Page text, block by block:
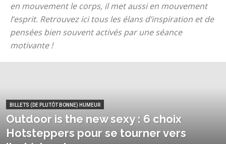
en mouvement le corps, il met aussi en mouvement
l’esprit. Retrouvez ici tous les élans d’inspiration et de
pensées bien souvent activés par une séance
motivante !
BILLETS (DE PLUTÔT BONNE) HUMEUR
Outdoor is the new sexy : 6 choix
Hotsteppers pour se tourner vers